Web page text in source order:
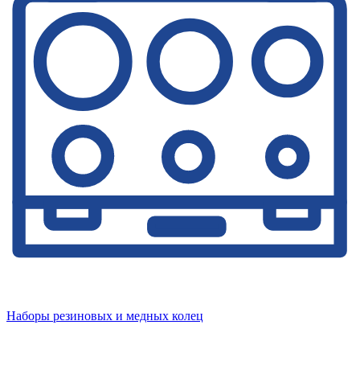
Наборы резиновых и медных колец